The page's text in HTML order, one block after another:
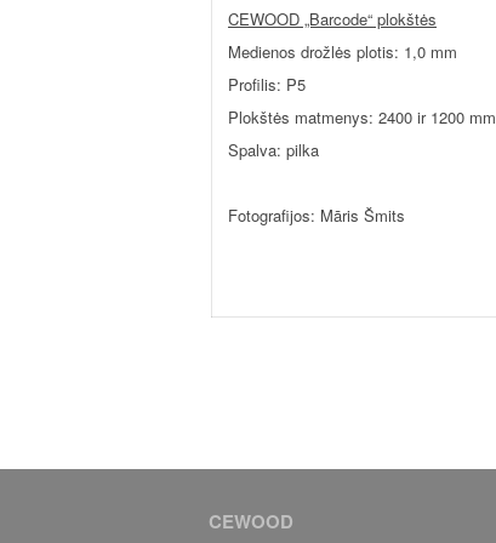
CEWOOD „Barcode“ plokštės
Medienos drožlės plotis: 1,0 mm
Profilis: P5
Plokštės matmenys: 2400 ir 1200 mm
Spalva: pilka
Fotografijos: Māris Šmits
CEWOOD